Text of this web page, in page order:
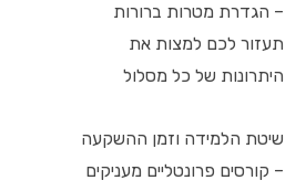
– הגדרת מטרות ברורות
תעזור לכם למצות את
היתרונות של כל מסלול
שיטת הלמידה וזמן ההשקעה
– קורסים פרונטליים מעניקים